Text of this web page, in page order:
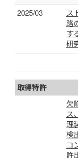
2025/03
ス
路
す
研
取得特許
欠
ス
理
検
コ
許